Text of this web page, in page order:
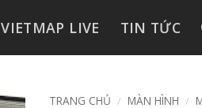
VIETMAP LIVE TIN TỨC
TRANG CHỦ / MÀN HÌNH /